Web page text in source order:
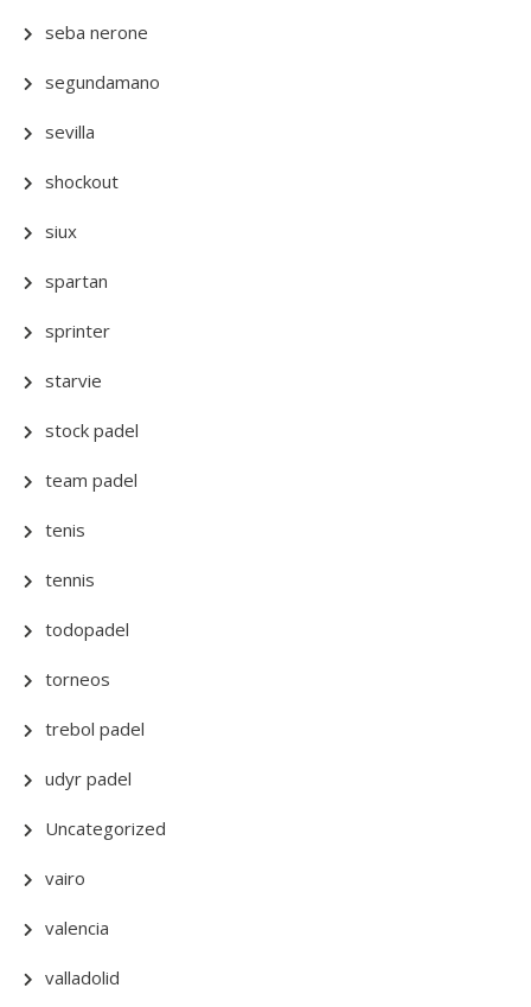
seba nerone
segundamano
sevilla
shockout
siux
spartan
sprinter
starvie
stock padel
team padel
tenis
tennis
todopadel
torneos
trebol padel
udyr padel
Uncategorized
vairo
valencia
valladolid